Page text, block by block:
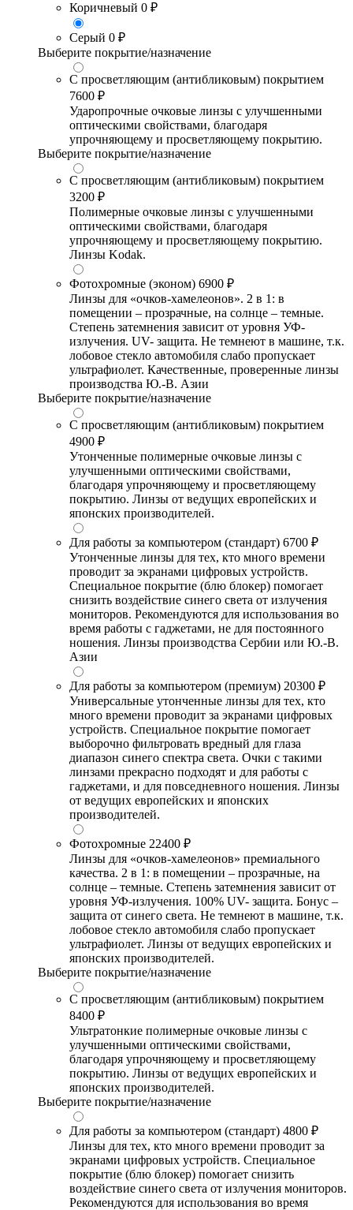
Коричневый 0 ₽
Серый 0 ₽
Выберите покрытие/назначение
С просветляющим (антибликовым) покрытием
7600 ₽
Ударопрочные очковые линзы с улучшенными
оптическими свойствами, благодаря
упрочняющему и просветляющему покрытию.
Выберите покрытие/назначение
С просветляющим (антибликовым) покрытием
3200 ₽
Полимерные очковые линзы с улучшенными
оптическими свойствами, благодаря
упрочняющему и просветляющему покрытию.
Линзы Kodak.
Фотохромные (эконом) 6900 ₽
Линзы для «очков-хамелеонов». 2 в 1: в
помещении – прозрачные, на солнце – темные.
Степень затемнения зависит от уровня УФ-
излучения. UV- защита. Не темнеют в машине, т.к.
лобовое стекло автомобиля слабо пропускает
ультрафиолет. Качественные, проверенные линзы
производства Ю.-В. Азии
Выберите покрытие/назначение
С просветляющим (антибликовым) покрытием
4900 ₽
Утонченные полимерные очковые линзы с
улучшенными оптическими свойствами,
благодаря упрочняющему и просветляющему
покрытию. Линзы от ведущих европейских и
японских производителей.
Для работы за компьютером (стандарт) 6700 ₽
Утонченные линзы для тех, кто много времени
проводит за экранами цифровых устройств.
Специальное покрытие (блю блокер) помогает
снизить воздействие синего света от излучения
мониторов. Рекомендуются для использования во
время работы с гаджетами, не для постоянного
ношения. Линзы производства Сербии или Ю.-В.
Азии
Для работы за компьютером (премиум) 20300 ₽
Универсальные утонченные линзы для тех, кто
много времени проводит за экранами цифровых
устройств. Специальное покрытие помогает
выборочно фильтровать вредный для глаза
диапазон синего спектра света. Очки с такими
линзами прекрасно подходят и для работы с
гаджетами, и для повседневного ношения. Линзы
от ведущих европейских и японских
производителей.
Фотохромные 22400 ₽
Линзы для «очков-хамелеонов» премиального
качества. 2 в 1: в помещении – прозрачные, на
солнце – темные. Степень затемнения зависит от
уровня УФ-излучения. 100% UV- защита. Бонус –
защита от синего света. Не темнеют в машине, т.к.
лобовое стекло автомобиля слабо пропускает
ультрафиолет. Линзы от ведущих европейских и
японских производителей.
Выберите покрытие/назначение
С просветляющим (антибликовым) покрытием
8400 ₽
Ультратонкие полимерные очковые линзы с
улучшенными оптическими свойствами,
благодаря упрочняющему и просветляющему
покрытию. Линзы от ведущих европейских и
японских производителей.
Выберите покрытие/назначение
Для работы за компьютером (стандарт) 4800 ₽
Линзы для тех, кто много времени проводит за
экранами цифровых устройств. Специальное
покрытие (блю блокер) помогает снизить
воздействие синего света от излучения мониторов.
Рекомендуются для использования во время